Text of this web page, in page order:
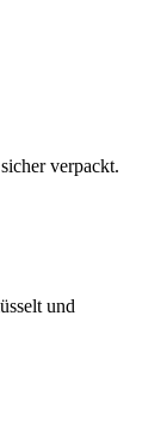
verpackt.
und